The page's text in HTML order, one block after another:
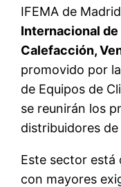
IFEMA de
Internacional
Calefacción,
promovido por
de Equipos de
se reunirán los
distribuidores
Este sector está
con mayores